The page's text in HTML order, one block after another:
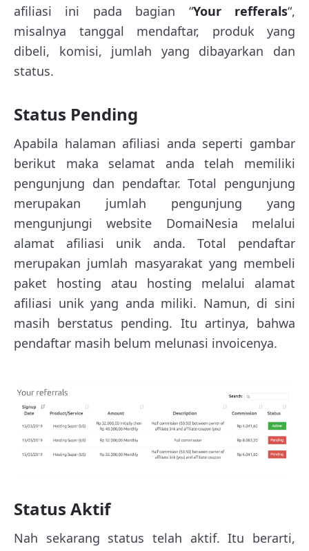
afiliasi ini pada bagian “Your refferals“,
misalnya tanggal mendaftar, produk yang
dibeli, komisi, jumlah yang dibayarkan dan
status.
Status Pending
Apabila halaman afiliasi anda seperti gambar
berikut maka selamat anda telah memiliki
pengunjung dan pendaftar. Total pengunjung
merupakan jumlah pengunjung yang
mengunjungi website DomaiNesia melalui
alamat afiliasi unik anda. Total pendaftar
merupakan jumlah masyarakat yang membeli
paket hosting atau hosting melalui alamat
afiliasi unik yang anda miliki. Namun, di sini
masih berstatus pending. Itu artinya, bahwa
pendaftar masih belum melunasi invoicenya.
Status Aktif
Nah sekarang status telah aktif. Itu berarti,